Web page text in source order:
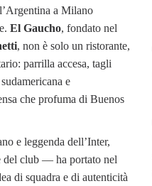
a Milano
El Gaucho, fondato nel
, non è solo un ristorante,
parrilla accesa, tagli
e
che profuma di Buenos
e leggenda dell’Inter,
del club — ha portato nel
di squadra e di autenticità